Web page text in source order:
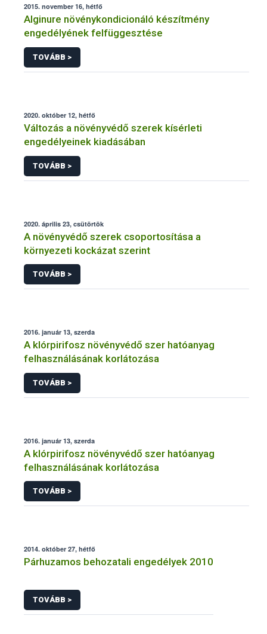
2015. november 16, hétfő
Alginure növénykondicionáló készítmény
engedélyének felfüggesztése
TOVÁBB >
2020. október 12, hétfő
Változás a növényvédő szerek kísérleti
engedélyeinek kiadásában
TOVÁBB >
2020. április 23, csütörtök
A növényvédő szerek csoportosítása a
környezeti kockázat szerint
TOVÁBB >
2016. január 13, szerda
A klórpirifosz növényvédő szer hatóanyag
felhasználásának korlátozása
TOVÁBB >
2016. január 13, szerda
A klórpirifosz növényvédő szer hatóanyag
felhasználásának korlátozása
TOVÁBB >
2014. október 27, hétfő
Párhuzamos behozatali engedélyek 2010
TOVÁBB >